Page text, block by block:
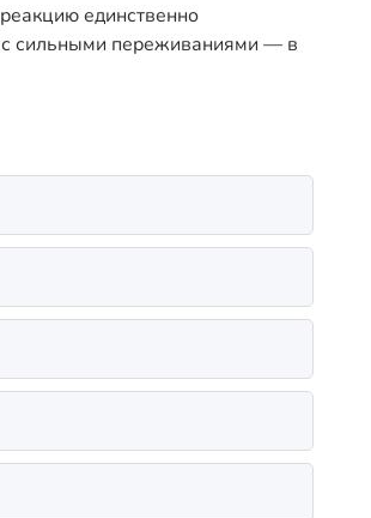
единственно
с сильными переживаниями — в